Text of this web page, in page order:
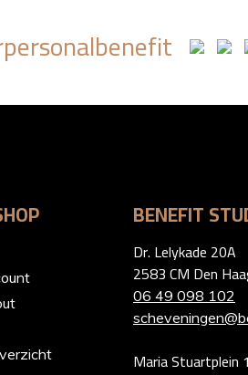
BENEFIT
Dr. Lelykade 20A
2583 CM Den
06 49 098 102
Maria Stuartplein